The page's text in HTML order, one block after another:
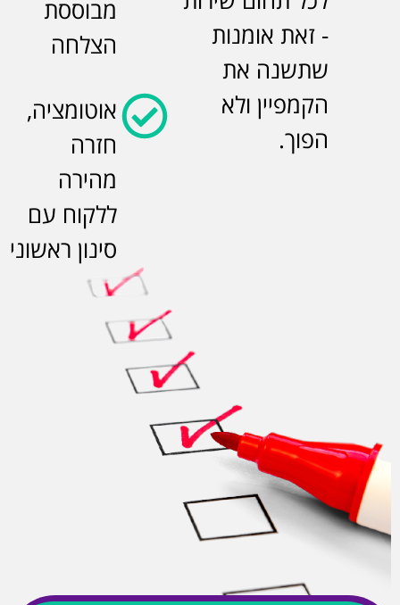
- זאת אומנות
שתשנה את
הקמפיין ולא
הפוך.
מבוססת
הצלחה
אוטומציה,
חזרה
מהירה
ללקוח עם
סינון ראשוני